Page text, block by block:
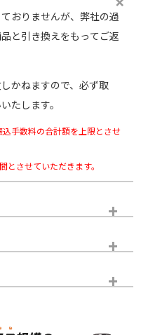
おりませんが、弊社の過
と引き換えをもってご返
かねますので、必ず取
たします。
手数料の合計額を上限とさせ
させていただきます。
断しておりますので、あら
さい。